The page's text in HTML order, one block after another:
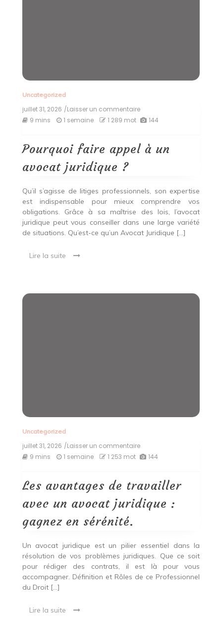
Uncategorized
juillet 31, 2026 /Laisser un commentaireon
Pourquoi
à
un
9 mins 1 semaine 1 289 mot 144
Pourquoi faire appel à un
avocat juridique ?
Qu’il s’agisse de litiges professionnels, son expertise
est indispensable pour mieux comprendre vos
obligations. Grâce à sa maîtrise des lois, l’avocat
juridique peut vous conseiller dans une large variété
de situations. Qu’est-ce qu’un Avocat Juridique […]
Lire la suite
Uncategorized
juillet 31, 2026 /Laisser un commentaireon
Les
travailler
avec
un
avocat
en
sérénité.
9 mins 1 semaine 1 253 mot 144
Les avantages de travailler
avec un avocat juridique :
gagnez en sérénité.
Un avocat juridique est un pilier essentiel dans la
résolution de vos problèmes juridiques. Que ce soit
pour rédiger des contrats, il est là pour vous
accompagner. Définition et Rôles de ce Professionnel
du Droit […]
Lire la suite